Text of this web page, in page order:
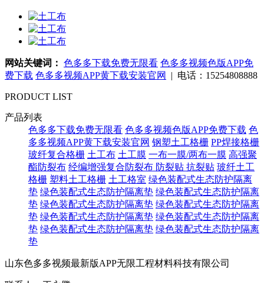
网站关键词： 色多多下载免费无限看 色多多视频色版APP免
费下载 色多多视频APP黄下载安装官网 | 电话：15254808888
PRODUCT LIST
产品列表
色多多下载免费无限看 色多多视频色版APP免费下载 色
多多视频APP黄下载安装官网 钢塑土工格栅 PP焊接格栅
玻纤复合格栅 土工布 土工膜 一布一膜/两布一膜 高强聚
酯防裂布 经编增强复合防裂布 防裂贴 抗裂贴 玻纤土工
格栅 塑料土工格栅 土工格室 绿色装配式生态防护隔离
垫 绿色装配式生态防护隔离垫 绿色装配式生态防护隔离
垫 绿色装配式生态防护隔离垫 绿色装配式生态防护隔离
垫 绿色装配式生态防护隔离垫 绿色装配式生态防护隔离
垫 绿色装配式生态防护隔离垫 绿色装配式生态防护隔离
垫
山东色多多视频最新版APP无限工程材料科技有限公司